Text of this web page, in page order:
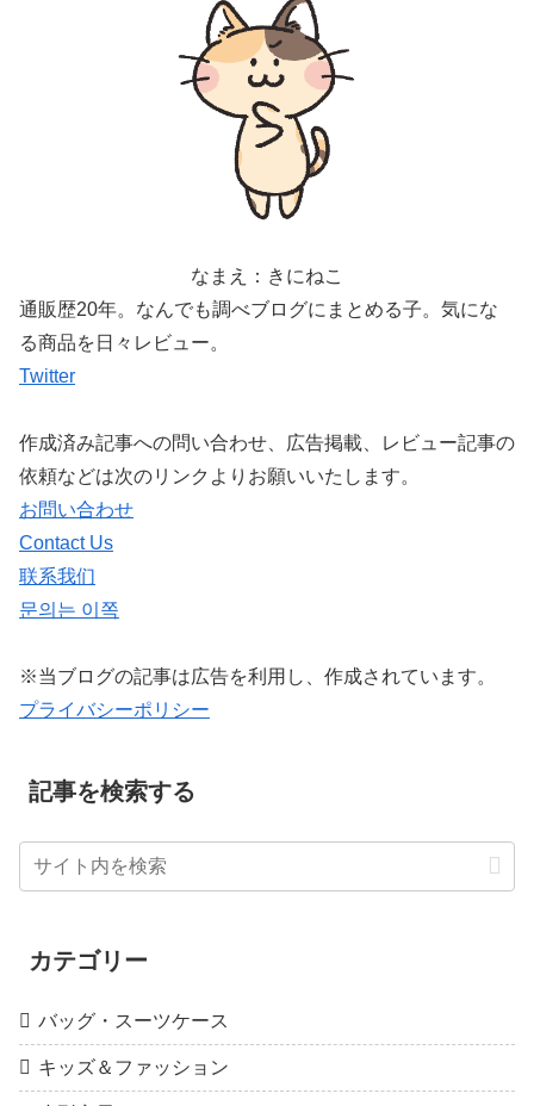
なまえ：きにねこ
通販歴20年。なんでも調べブログにまとめる子。気にな
る商品を日々レビュー。
Twitter
作成済み記事への問い合わせ、広告掲載、レビュー記事の
依頼などは次のリンクよりお願いいたします。
お問い合わせ
Contact Us
联系我们
문의는 이쪽
※当ブログの記事は広告を利用し、作成されています。
プライバシーポリシー
記事を検索する
カテゴリー
バッグ・スーツケース
キッズ＆ファッション